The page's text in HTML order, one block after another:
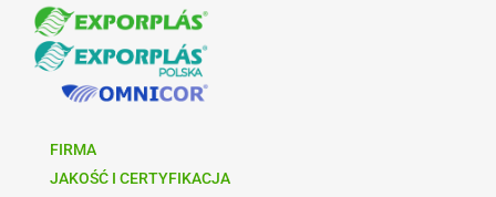
FIRMA
JAKOŚĆ I CERTYFIKACJA